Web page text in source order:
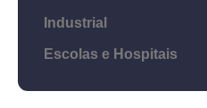
Industrial
Escolas e Hospitais